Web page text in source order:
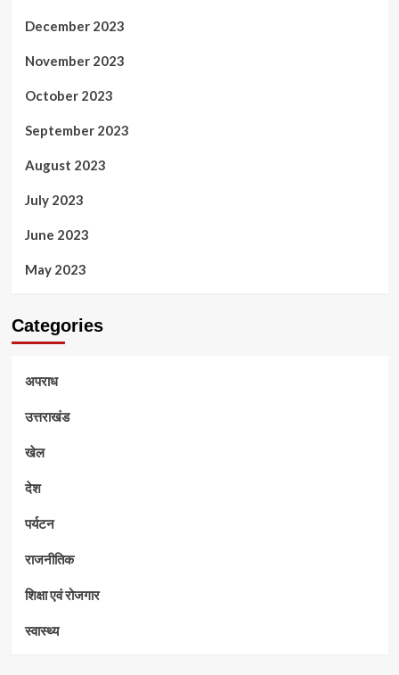
December 2023
November 2023
October 2023
September 2023
August 2023
July 2023
June 2023
May 2023
Categories
अपराध
उत्तराखंड
खेल
देश
पर्यटन
राजनीतिक
शिक्षा एवं रोजगार
स्वास्थ्य